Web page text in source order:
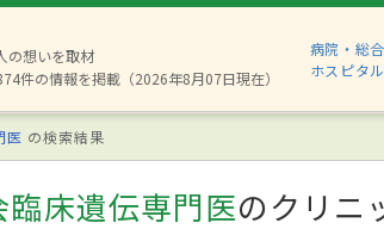
の想いを取材
件の情報を掲載（2026年8月07日現在）
病院・総
ホスピタ
医 の検索結果
床遺伝専門医のクリニ